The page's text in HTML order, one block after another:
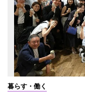
暮らす・働く